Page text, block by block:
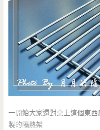
一開始大家還對桌上這個東
製的隔熱架